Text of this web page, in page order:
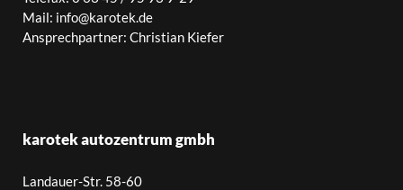
Mail: info@karotek.de
Ansprechpartner: Christian Kiefer
karotek autozentrum gmbh
Landauer-Str. 58-60